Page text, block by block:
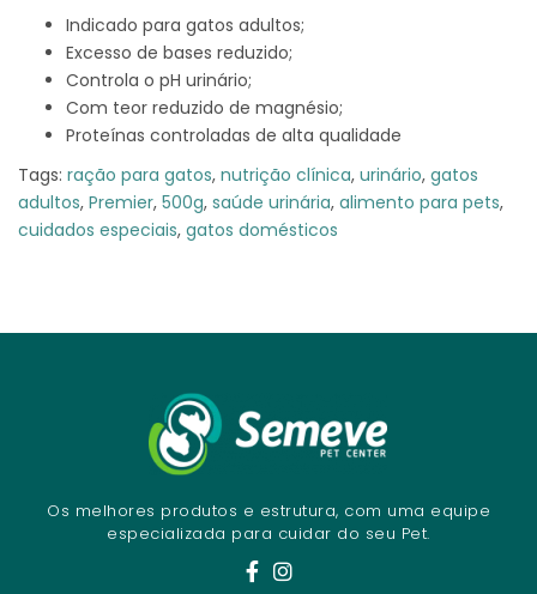
Indicado para gatos adultos;
Excesso de bases reduzido;
Controla o pH urinário;
Com teor reduzido de magnésio;
Proteínas controladas de alta qualidade
Tags: ração para gatos, nutrição clínica, urinário, gatos
adultos, Premier, 500g, saúde urinária, alimento para pets,
cuidados especiais, gatos domésticos
Os melhores produtos e estrutura, com uma equipe
especializada para cuidar do seu Pet.